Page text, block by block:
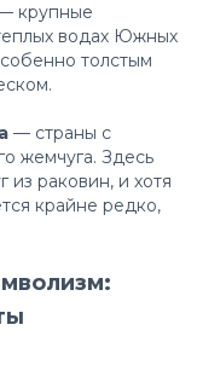
крупные
водах Южных
толстым
— страны с
жемчуга. Здесь
раковин, и хотя
крайне редко,